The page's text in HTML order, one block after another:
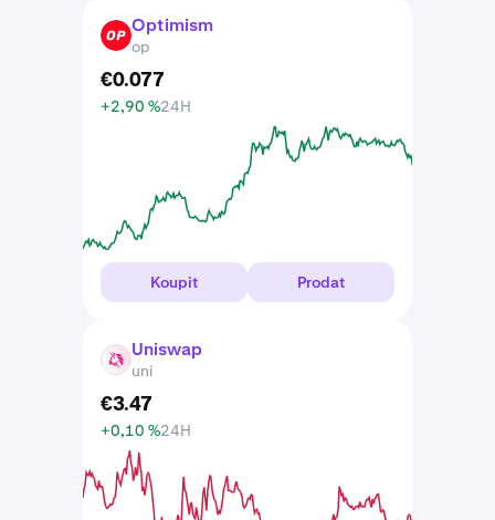
OP Optimism
op
€0.077
+2,90 %24H
Koupit Prodat
UNI Uniswap
uni
€3.47
+0,10 %24H